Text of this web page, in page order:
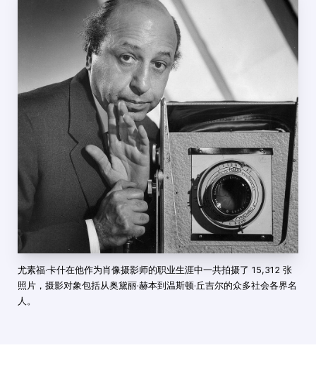
尤素福·卡什在他作为肖像摄影师的职业生涯中一共拍摄了 15,312 张
照片，摄影对象包括从奥黛丽·赫本到温斯顿·丘吉尔的众多社会各界名
人。